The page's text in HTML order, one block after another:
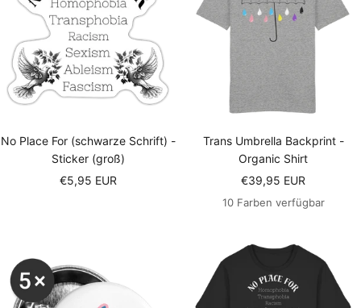
No Place For (schwarze Schrift) -
Sticker (groß)
Angebotspreis
€5,95 EUR
Trans Umbrella Backprint -
Organic Shirt
Angebotspreis
€39,95 EUR
10 Farben verfügbar